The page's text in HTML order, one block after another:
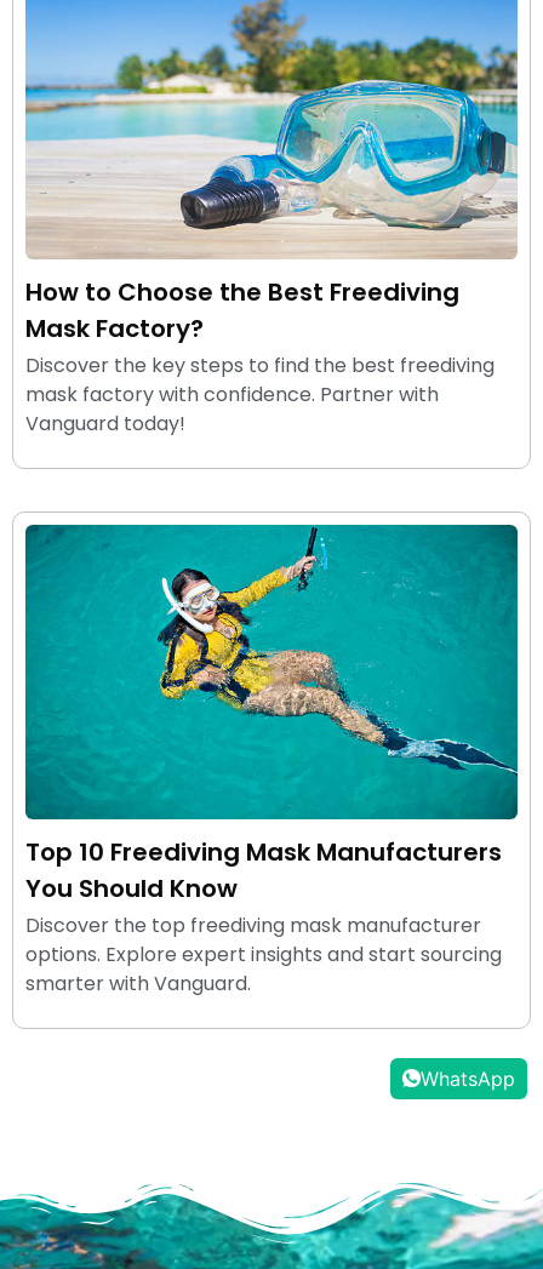
How to Choose the Best Freediving
Mask Factory?
Discover the key steps to find the best freediving
mask factory with confidence. Partner with
Vanguard today!
Top 10 Freediving Mask Manufacturers
You Should Know
Discover the top freediving mask manufacturer
options. Explore expert insights and start sourcing
smarter with Vanguard.
WhatsApp